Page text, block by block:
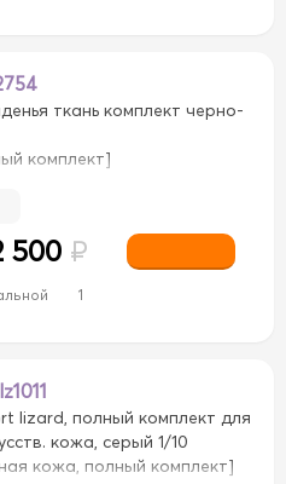
ткань комплект черно-
комплект]
1
500 ₽
lz1011
lizard, полный комплект для
кожа, серый 1/10
кожа, полный комплект]